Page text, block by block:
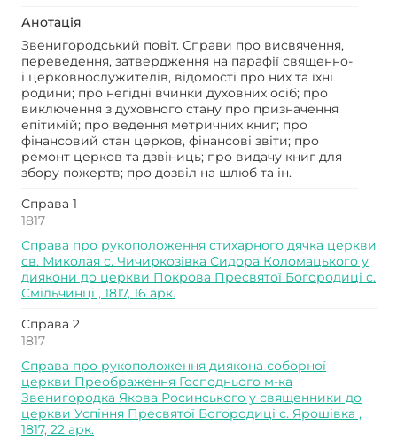
Анотація
Звенигородський повіт. Справи про висвячення,
переведення, затвердження на парафії священно-
і церковнослужителів, відомості про них та їхні
родини; про негідні вчинки духовних осіб; про
виключення з духовного стану про призначення
епітимій; про ведення метричних книг; про
фінансовий стан церков, фінансові звіти; про
ремонт церков та дзвіниць; про видачу книг для
збору пожертв; про дозвіл на шлюб та ін.
Справа 1
1817
Справа про рукоположення стихарного дячка церкви
св. Миколая с. Чичиркозівка Сидора Коломацького у
диякони до церкви Покрова Пресвятої Богородиці с.
Смільчинці , 1817, 16 арк.
Справа 2
1817
Справа про рукоположення диякона соборної
церкви Преображення Господнього м-ка
Звенигородка Якова Росинського у священники до
церкви Успіння Пресвятої Богородиці с. Ярошівка ,
1817, 22 арк.